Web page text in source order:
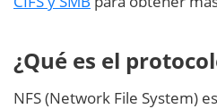
¿Qué es el
NFS (Network File System)